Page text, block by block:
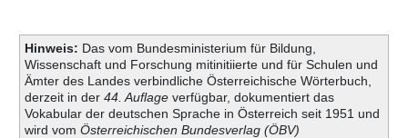
Hinweis: Das vom Bundesministerium für Bildung,
Wissenschaft und Forschung mitinitiierte und für Schulen und
Ämter des Landes verbindliche Österreichische Wörterbuch,
derzeit in der 44. Auflageverfügbar, dokumentiert das
Vokabular der deutschen Sprache in Österreich seit 1951 und
wird vom Österreichischen Bundesverlag (ÖBV)